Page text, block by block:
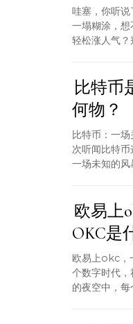
哇塞，你听
一塌糊涂，想
轻松涨人气？
比特币
何物？
比特币：一
次听闻比特
一场未知的风
欧易上
OKC是
欧易上okc，
个数字时代
的夜空中，每